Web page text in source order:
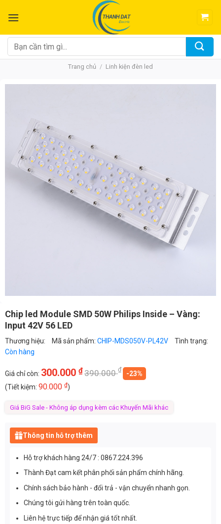
đến
dung
Tìm
kiếm:
Trang chủ / Linh kiện đèn led
Chip led Module SMD 50W Philips Inside – Vàng:
Input 42V 56 LED
Thương hiệu: Mã sản phẩm: CHIP-MDS050V-PL42V
Tình trạng:
Còn hàng
Giá chỉ còn: 300.000 ₫390.000₫
-23%
(Tiết kiệm: 90.000 ₫)
Giá BiG Sale - Không áp dụng kèm các Khuyến Mãi khác
Thông tin hỗ trợ thêm
Hỗ trợ khách hàng 24/7 : 0867.224.396
Thành Đạt cam kết phân phối sản phẩm chính hãng.
Chính sách bảo hành - đổi trả - vận chuyển nhanh gọn.
Chúng tôi gửi hàng trên toàn quốc.
Liên hệ trực tiếp để nhận giá tốt nhất.